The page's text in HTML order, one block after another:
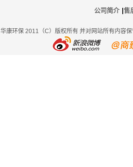
公司简介 售
华康环保 2011（C）版权所有 并对网站所有内容